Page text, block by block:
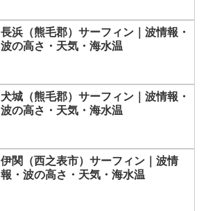
長浜（熊毛郡）サーフィン｜波情報・
波の高さ・天気・海水温
犬城（熊毛郡）サーフィン｜波情報・
波の高さ・天気・海水温
伊関（西之表市）サーフィン｜波情
報・波の高さ・天気・海水温